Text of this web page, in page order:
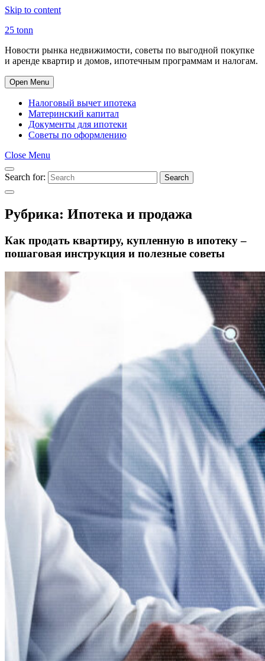
Skip to content
25 tonn
Новости рынка недвижимости, советы по выгодной покупке
и аренде квартир и домов, ипотечным программам и налогам.
Open Menu
Налоговый вычет ипотека
Материнский капитал
Документы для ипотеки
Советы по оформлению
Close Menu
Search for: Search
Рубрика: Ипотека и продажа
Как продать квартиру, купленную в ипотеку –
пошаговая инструкция и полезные советы